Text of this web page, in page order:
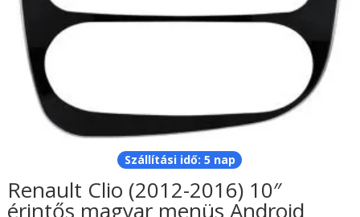
Szállítási idő: 5 nap
Renault Clio (2012-2016) 10″
érintős magyar menüs Android